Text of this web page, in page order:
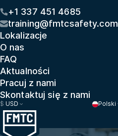
+1 337 451 4685
training@fmtcsafety.com
Lokalizacje
O nas
FAQ
Aktualności
Pracuj z nami
Skontaktuj się z nami
$ USD Polski